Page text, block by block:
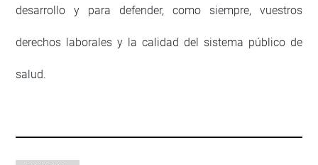
desarrollo y para defender, como siempre, vuestros
derechos laborales y la calidad del sistema público de
salud.